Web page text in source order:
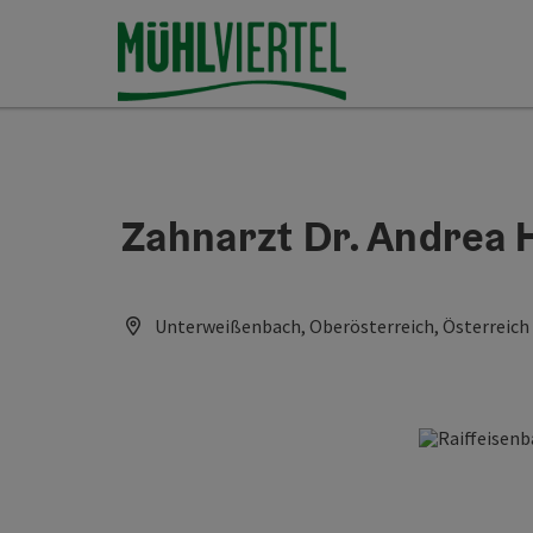
Accesskey
[0]
Navigatie Accesskey
[1]
PaginabeginAccesskey
[2]
Zahnarzt Dr. Andrea
Unterweißenbach, Oberösterreich, Österreich